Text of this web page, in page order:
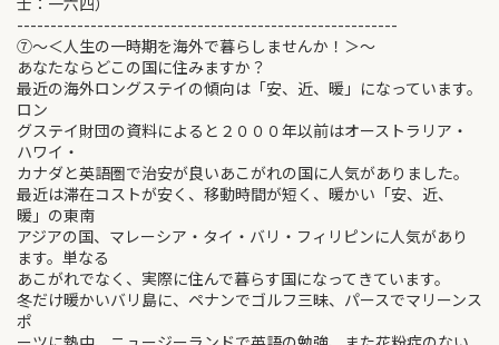
---------------------------------------------------------
⑦～＜人生の一時期を海外で暮らしませんか！＞～
あなたならどこの国に住みますか？
最近の海外ロングステイの傾向は「安、近、暖」になっています。
ロン
グステイ財団の資料によると２０００年以前はオーストラリア・
ハワイ・
カナダと英語圏で治安が良いあこがれの国に人気がありました。
最近は滞在コストが安く、移動時間が短く、暖かい「安、近、
暖」の東南
アジアの国、マレーシア・タイ・バリ・フィリピンに人気があり
ます。単なる
あこがれでなく、実際に住んで暮らす国になってきています。
冬だけ暖かいバリ島に、ペナンでゴルフ三昧、パースでマリーンス
ポ